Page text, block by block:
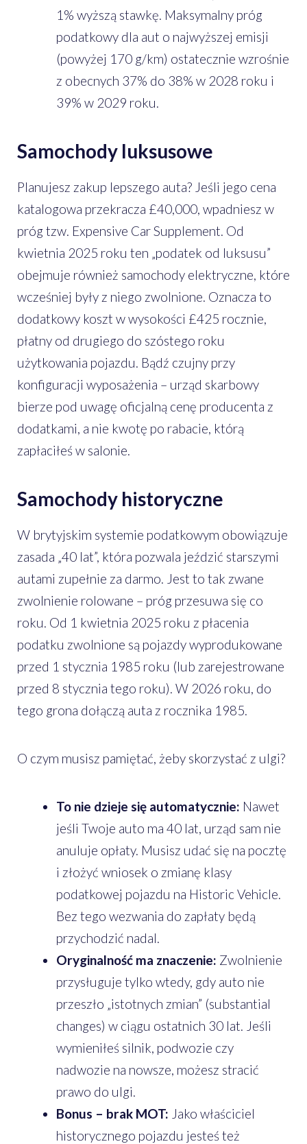
1% wyższą stawkę. Maksymalny próg
podatkowy dla aut o najwyższej emisji
(powyżej 170 g/km) ostatecznie wzrośnie
z obecnych 37% do 38% w 2028 roku i
39% w 2029 roku.
Samochody luksusowe
Planujesz zakup lepszego auta? Jeśli jego cena
katalogowa przekracza £40,000, wpadniesz w
próg tzw. Expensive Car Supplement. Od
kwietnia 2025 roku ten „podatek od luksusu”
obejmuje również samochody elektryczne, które
wcześniej były z niego zwolnione. Oznacza to
dodatkowy koszt w wysokości £425 rocznie,
płatny od drugiego do szóstego roku
użytkowania pojazdu. Bądź czujny przy
konfiguracji wyposażenia – urząd skarbowy
bierze pod uwagę oficjalną cenę producenta z
dodatkami, a nie kwotę po rabacie, którą
zapłaciłeś w salonie.
Samochody historyczne
W brytyjskim systemie podatkowym obowiązuje
zasada „40 lat”, która pozwala jeździć starszymi
autami zupełnie za darmo. Jest to tak zwane
zwolnienie rolowane – próg przesuwa się co
roku. Od 1 kwietnia 2025 roku z płacenia
podatku zwolnione są pojazdy wyprodukowane
przed 1 stycznia 1985 roku (lub zarejestrowane
przed 8 stycznia tego roku). W 2026 roku, do
tego grona dołączą auta z rocznika 1985.
O czym musisz pamiętać, żeby skorzystać z ulgi?
To nie dzieje się automatycznie: Nawet
jeśli Twoje auto ma 40 lat, urząd sam nie
anuluje opłaty. Musisz udać się na pocztę
i złożyć wniosek o zmianę klasy
podatkowej pojazdu na Historic Vehicle.
Bez tego wezwania do zapłaty będą
przychodzić nadal.
Oryginalność ma znaczenie: Zwolnienie
przysługuje tylko wtedy, gdy auto nie
przeszło „istotnych zmian” (substantial
changes) w ciągu ostatnich 30 lat. Jeśli
wymieniłeś silnik, podwozie czy
nadwozie na nowsze, możesz stracić
prawo do ulgi.
Bonus – brak MOT: Jako właściciel
historycznego pojazdu jesteś też